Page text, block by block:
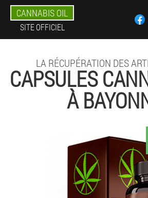
CANNABIS OIL
SITE OFFICIEL
LA RÉCUPÉRATION DES
CAPSULES
À